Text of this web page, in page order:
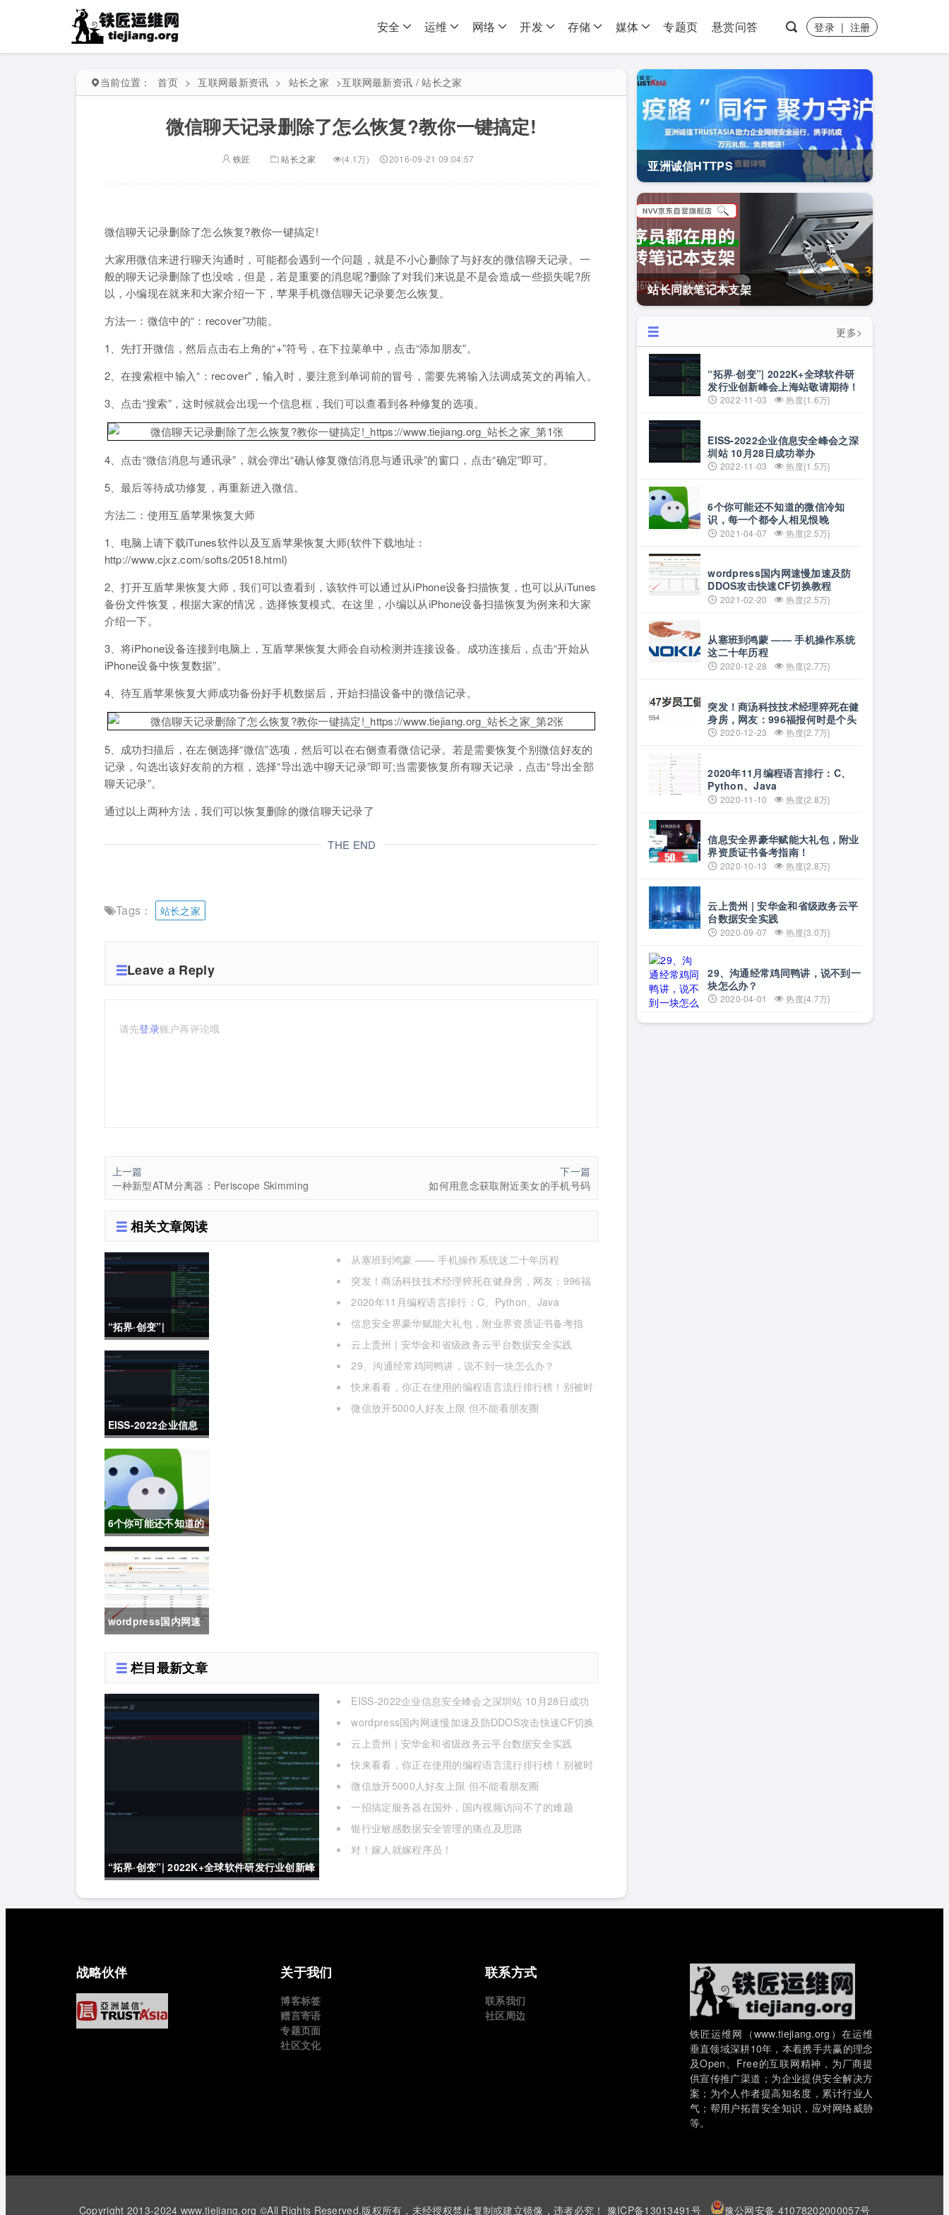
安全 运维 网络 开发 存储 媒体 专题页 悬赏问答 登录 | 注册
当前位置： 首页 > 互联网最新资讯 > 站长之家 >互联网最新资讯 / 站长之家
微信聊天记录删除了怎么恢复?教你一键搞定!
铁匠 站长之家 (4.1万) 2016-09-21 09:04:57
微信聊天记录删除了怎么恢复?教你一键搞定!
大家用微信来进行聊天沟通时，可能都会遇到一个问题，就是不小心删除了与好友的微信聊天记录。一
般的聊天记录删除了也没啥，但是，若是重要的消息呢?删除了对我们来说是不是会造成一些损失呢?所
以，小编现在就来和大家介绍一下，苹果手机微信聊天记录要怎么恢复。
方法一：微信中的“：recover”功能。
1、先打开微信，然后点击右上角的“+”符号，在下拉菜单中，点击“添加朋友”。
2、在搜索框中输入“：recover”，输入时，要注意到单词前的冒号，需要先将输入法调成英文的再输入。
3、点击“搜索”，这时候就会出现一个信息框，我们可以查看到各种修复的选项。
4、点击“微信消息与通讯录”，就会弹出“确认修复微信消息与通讯录”的窗口，点击“确定”即可。
5、最后等待成功修复，再重新进入微信。
方法二：使用互盾苹果恢复大师
1、电脑上请下载iTunes软件以及互盾苹果恢复大师(软件下载地址：
http://www.cjxz.com/softs/20518.html)
2、打开互盾苹果恢复大师，我们可以查看到，该软件可以通过从iPhone设备扫描恢复，也可以从iTunes
备份文件恢复，根据大家的情况，选择恢复模式。在这里，小编以从iPhone设备扫描恢复为例来和大家
介绍一下。
3、将iPhone设备连接到电脑上，互盾苹果恢复大师会自动检测并连接设备。成功连接后，点击“开始从
iPhone设备中恢复数据”。
4、待互盾苹果恢复大师成功备份好手机数据后，开始扫描设备中的微信记录。
5、成功扫描后，在左侧选择“微信”选项，然后可以在右侧查看微信记录。若是需要恢复个别微信好友的
记录，勾选出该好友前的方框，选择“导出选中聊天记录”即可;当需要恢复所有聊天记录，点击“导出全部
聊天记录”。
通过以上两种方法，我们可以恢复删除的微信聊天记录了
THE END
Tags： 站长之家
Leave a Reply
请先登录账户再评论哦
上一篇
一种新型ATM分离器：Periscope Skimming
下一篇
如何用意念获取附近美女的手机号码
相关文章阅读
“拓界·创变”|
2022K+全球软件研发
行业创新峰会上海站
敬请期待！
EISS-2022企业信息
安全峰会之深圳站 10
月28日成功举办
6个你可能还不知道的
微信冷知识，每一个
都令人相见恨晚
wordpress国内网速
击快速CF切换教程
从塞班到鸿蒙 —— 手机操作系统这二十年历程
突发！商汤科技技术经理猝死在健身房，网友：996福
报何时是个头
2020年11月编程语言排行：C、Python、Java
信息安全界豪华赋能大礼包，附业界资质证书备考指
云上贵州 | 安华金和省级政务云平台数据安全实践
29、沟通经常鸡同鸭讲，说不到一块怎么办？
快来看看，你正在使用的编程语言流行排行榜！别被时
代淘汰了
微信放开5000人好友上限 但不能看朋友圈
栏目最新文章
“拓界·创变”| 2022K+全球软件研发行业创新峰
EISS-2022企业信息安全峰会之深圳站 10月28日成功
wordpress国内网速慢加速及防DDOS攻击快速CF切换
云上贵州 | 安华金和省级政务云平台数据安全实践
快来看看，你正在使用的编程语言流行排行榜！别被时
代淘汰了
微信放开5000人好友上限 但不能看朋友圈
一招搞定服务器在国外，国内视频访问不了的难题
银行业敏感数据安全管理的痛点及思路
对！嫁人就嫁程序员！
亚洲诚信HTTPS
站长同款笔记本支架
更多>
“拓界·创变”| 2022K+全球软件研
发行业创新峰会上海站敬请期待！
2022-11-03 热度{1.6万}
EISS-2022企业信息安全峰会之深
圳站 10月28日成功举办
2022-11-03 热度{1.5万}
6个你可能还不知道的微信冷知
识，每一个都令人相见恨晚
2021-04-07 热度{2.5万}
wordpress国内网速慢加速及防
DDOS攻击快速CF切换教程
2021-02-20 热度{2.5万}
从塞班到鸿蒙 —— 手机操作系统
这二十年历程
2020-12-28 热度{2.7万}
突发！商汤科技技术经理猝死在健
身房，网友：996福报何时是个头
2020-12-23 热度{2.7万}
2020年11月编程语言排行：C、
Python、Java
2020-11-10 热度{2.8万}
信息安全界豪华赋能大礼包，附业
界资质证书备考指南！
2020-10-13 热度{2.8万}
云上贵州 | 安华金和省级政务云平
台数据安全实践
2020-09-07 热度{3.0万}
29、沟通经常鸡同鸭讲，说不到一
块怎么办？
2020-04-01 热度{4.7万}
战略伙伴 关于我们
博客标签
赠言寄语
专题页面
社区文化
联系方式
联系我们
社区周边
铁匠运维网（www.tiejiang.org）在运维
垂直领域深耕10年，本着携手共赢的理念
及Open、Free的互联网精神，为厂商提
供宣传推广渠道；为企业提供安全解决方
案；为个人作者提高知名度，累计行业人
气；帮用户拓普安全知识，应对网络威胁
等。
Copyright 2013-2024 www.tiejiang.org ©All Rights Reserved.版权所有，未经授权禁止复制或建立镜像，违者必究！ 豫ICP备13013491号 豫公网安备 41078202000057号